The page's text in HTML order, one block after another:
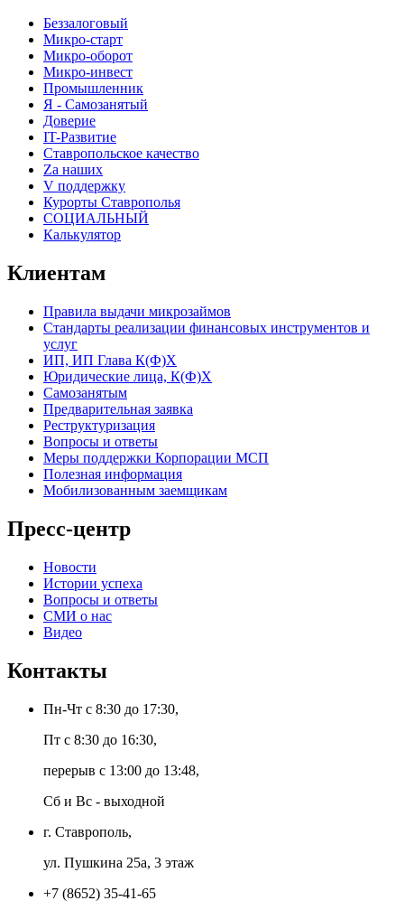
Беззалоговый
Микро-старт
Микро-оборот
Микро-инвест
Промышленник
Я - Самозанятый
Доверие
IT-Развитие
Ставропольское качество
Za наших
V поддержку
Курорты Ставрополья
СОЦИАЛЬНЫЙ
Калькулятор
Клиентам
Правила выдачи микрозаймов
Стандарты реализации финансовых инструментов и
услуг
ИП, ИП Глава К(Ф)Х
Юридические лица, К(Ф)Х
Самозанятым
Предварительная заявка
Реструктуризация
Вопросы и ответы
Меры поддержки Корпорации МСП
Полезная информация
Мобилизованным заемщикам
Пресс-центр
Новости
Истории успеха
Вопросы и ответы
СМИ о нас
Видео
Контакты
Пн-Чт с 8:30 до 17:30,
Пт с 8:30 до 16:30,
перерыв с 13:00 до 13:48,
Сб и Вс - выходной
г. Ставрополь,
ул. Пушкина 25а, 3 этаж
+7 (8652) 35-41-65